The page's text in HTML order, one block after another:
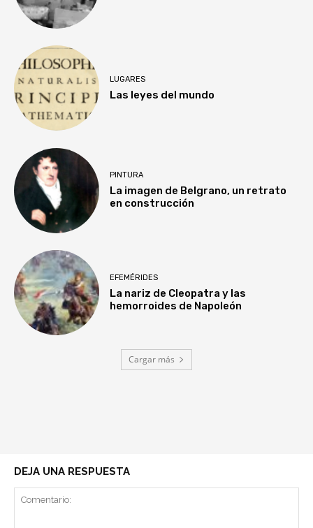
LUGARES
Las leyes del mundo
PINTURA
La imagen de Belgrano, un retrato
en construcción
EFEMÉRIDES
La nariz de Cleopatra y las
hemorroides de Napoleón
Cargar más
DEJA UNA RESPUESTA